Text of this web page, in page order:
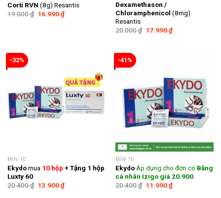
Corti RVN (8g) Resantis
19.000₫ Giá
16.990₫Giá
hiện
Dexamethason /
Chloramphenicol (8mg)
Resantis
20.000₫ Giá
17.990₫Giá
hiện
-32%
MIN 10
Ekydomua 10 hộp + Tặng 1 hộp
Luxty 60
20.400₫ Giá
13.900₫Giá
hiện
-41%
MIN 10
EkydoÁp dụng cho đơn có Băng
cá nhân Izigo giá 20.900
20.400₫ Giá
11.990₫Giá
hiện